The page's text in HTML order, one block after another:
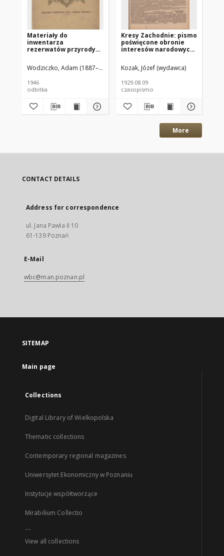
Materiały do
inwentarza
rezerwatów przyrody
Ziemiach Zachodnich
Wodziczko, Adam (1887–1948) Czubiński, Z. (1912–1967)
1946
odbitka
Kresy Zachodnie: pismo
poświęcone obronie
interesów narodowych
ziemiach Polski
1929.08.09 R.7 Nr181
Kozak, Józef (wydawca)
1929.08.09
czasopismo
More
CONTACT DETAILS
Address for correspondence
ul. Jana Pawła II 10
61-139 Poznań
E-Mail
wbc@man.poznan.pl
SITEMAP
Main page
Collections
Digital Library of Wielkopolska
Thematic collections
Contemporary regional magazines
Uniwersytet Ekonomiczny w Poznaniu
Instytucje współtworzące
Mirabilium Collectio
...
View all collections